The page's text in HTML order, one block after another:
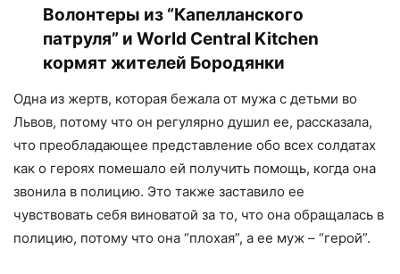
Волонтеры из “Капелланского
патруля” и World Central Kitchen
кормят жителей Бородянки
Одна из жертв, которая бежала от мужа с детьми во
Львов, потому что он регулярно душил ее, рассказала,
что преобладающее представление обо всех солдатах
как о героях помешало ей получить помощь, когда она
звонила в полицию. Это также заставило ее
чувствовать себя виноватой за то, что она обращалась в
полицию, потому что она “плохая”, а ее муж – “герой”.